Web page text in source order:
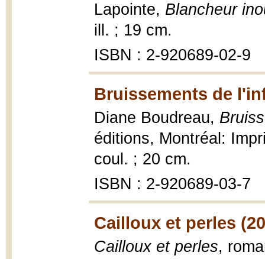
Lapointe, Blancheur
ill. ; 19 cm.
ISBN : 2-920689-02-9
Bruissements de
Diane Boudreau,
éditions, Montréal:
coul. ; 20 cm.
ISBN : 2-920689-03-7
Cailloux et perles
Cailloux et perles,